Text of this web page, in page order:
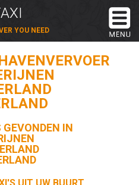
YOU NEED
GEVONDEN IN